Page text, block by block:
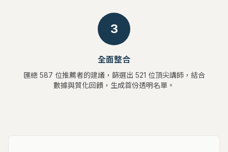
3
全面整合
匯總 587 位推薦者的建議，篩選出 521 位頂尖講師，結合
數據與質化回饋，生成首份透明名單。